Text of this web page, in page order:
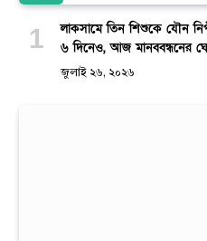
লাকসামে তিন শিশুকে যৌন
৬ দিনেও, আজ মানববন্ধনের
জুলাই ২৬, ২০২৬